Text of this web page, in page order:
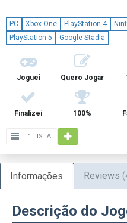
PC Xbox One PlayStation 4
PlayStation 5
Google Stadia
Joguei Quero Jogar
Finalizei 100%
1 LISTA
Informações Reviews
Descrição do